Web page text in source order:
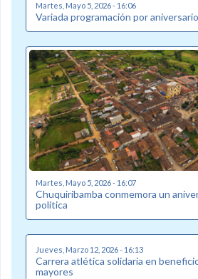
Martes, Mayo 5, 2026 - 16:06
Variada programación por
Martes, Mayo 5, 2026 - 16:07
Chuquiribamba conmemora un
política
Jueves, Marzo 12, 2026 - 16:13
Carrera atlética solidaria en
mayores